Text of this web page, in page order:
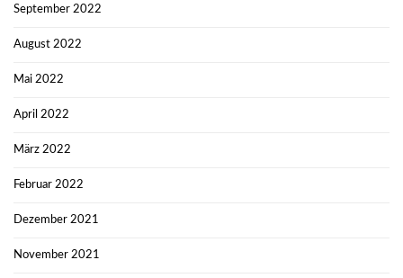
September 2022
August 2022
Mai 2022
April 2022
März 2022
Februar 2022
Dezember 2021
November 2021